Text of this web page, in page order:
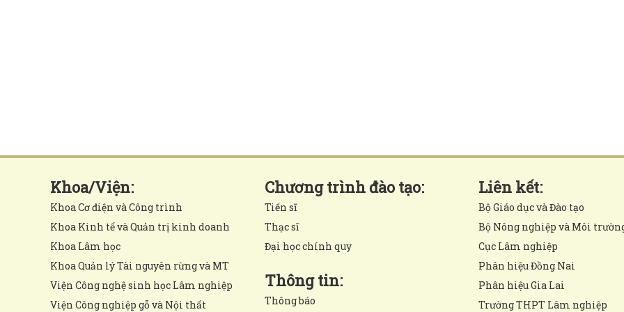
Khoa/Viện:
Khoa Cơ điện và Công trình
Khoa Kinh tế và Quản trị kinh doanh
Khoa Lâm học
Khoa Quản lý Tài nguyên rừng và MT
Viện Công nghệ sinh học Lâm nghiệp
Viện Công nghiệp gỗ và Nội thất
Chương trình đào tạo:
Tiến sĩ
Thạc sĩ
Đại học chính quy
Thông tin:
Thông báo
Liên kết:
Bộ Giáo dục và Đào tạo
Bộ Nông nghiệp và Môi
Cục Lâm nghiệp
Phân hiệu Đồng Nai
Phân hiệu Gia Lai
Trường THPT Lâm nghiệp